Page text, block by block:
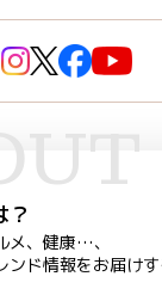
？
メ、健康…、
ンド情報をお届け